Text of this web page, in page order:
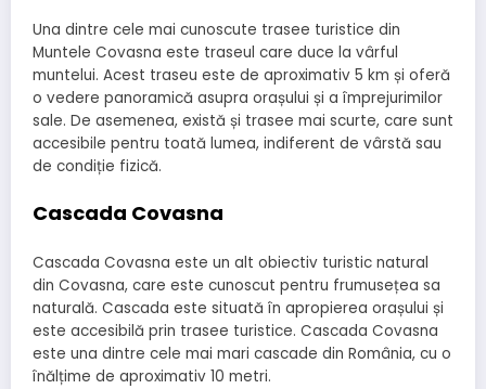
Una dintre cele mai cunoscute trasee turistice din
Muntele Covasna este traseul care duce la vârful
muntelui. Acest traseu este de aproximativ 5 km și oferă
o vedere panoramică asupra orașului și a împrejurimilor
sale. De asemenea, există și trasee mai scurte, care sunt
accesibile pentru toată lumea, indiferent de vârstă sau
de condiție fizică.
Cascada Covasna
Cascada Covasna este un alt obiectiv turistic natural
din Covasna, care este cunoscut pentru frumusețea sa
naturală. Cascada este situată în apropierea orașului și
este accesibilă prin trasee turistice. Cascada Covasna
este una dintre cele mai mari cascade din România, cu o
înălțime de aproximativ 10 metri.